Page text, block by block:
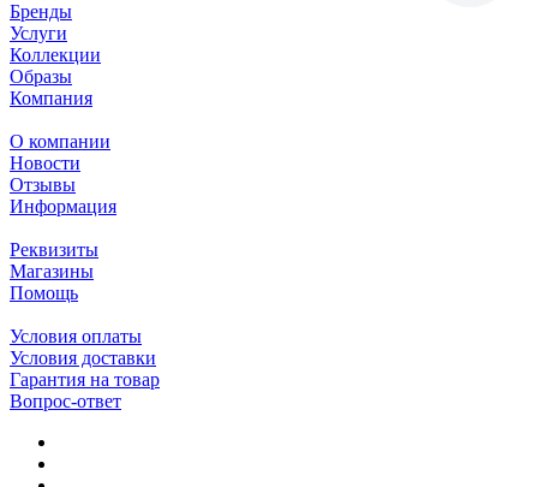
Бренды
Услуги
Коллекции
Образы
Компания
О компании
Новости
Отзывы
Информация
Реквизиты
Магазины
Помощь
Условия оплаты
Условия доставки
Гарантия на товар
Вопрос-ответ